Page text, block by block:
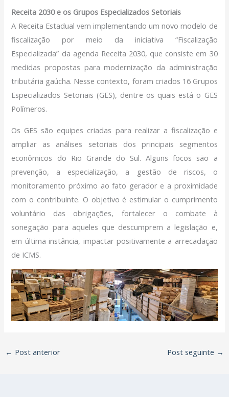
Receita 2030 e os Grupos Especializados Setoriais
A Receita Estadual vem implementando um novo modelo de
fiscalização por meio da iniciativa “Fiscalização
Especializada” da agenda Receita 2030, que consiste em 30
medidas propostas para modernização da administração
tributária gaúcha. Nesse contexto, foram criados 16 Grupos
Especializados Setoriais (GES), dentre os quais está o GES
Polímeros.
Os GES são equipes criadas para realizar a fiscalização e
ampliar as análises setoriais dos principais segmentos
econômicos do Rio Grande do Sul. Alguns focos são a
prevenção, a especialização, a gestão de riscos, o
monitoramento próximo ao fato gerador e a proximidade
com o contribuinte. O objetivo é estimular o cumprimento
voluntário das obrigações, fortalecer o combate à
sonegação para aqueles que descumprem a legislação e,
em última instância, impactar positivamente a arrecadação
de ICMS.
← Post anterior Post seguinte →